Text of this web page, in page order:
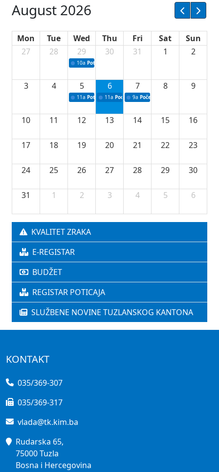
August 2026
Mon Tue Wed Thu Fri Sat
Sun
27
28 29
10a Potpisivanje ugovora sa neprofitnim
30 31 1 2
3 4 5
11a Potpisivanje ugovora o stipendijama za
6
11a Podrška razvoju vodne infrastrukture u
7
9a Početak izgradnje nove
8 9
10 11 12 13 14 15 16
17 18 19 20 21 22 23
24 25 26 27 28 29 30
31 1 2 3 4 5 6
KVALITET ZRAKA
E-REGISTAR
BUDŽET
REGISTAR POTICAJA
SLUŽBENE NOVINE TUZLANSKOG KANTONA
KONTAKT
035/369-307
035/369-317
vlada@tk.kim.ba
Rudarska 65,
75000 Tuzla
Bosna i Hercegovina